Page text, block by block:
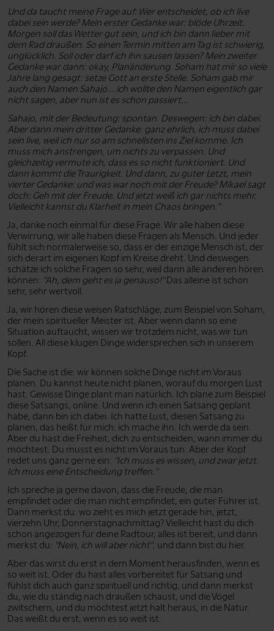
Und da taucht meine Frage auf: Wer entscheidet, ob ich live
dabei sein werde? Mein erster Gedanke war: blöde Uhrzeit.
Morgen soll das Wetter gut sein, und ich bin dann lieber mit
dem Rad draußen. So einen Termin mitten am Tag ist schwierig,
unglücklich. Soll oder darf ich ihn sausen lassen? Mein zweiter
Gedanke war dann: okay, Planänderung. Soham hat mir so viele
Jahre lang gesagt: setze Gott an erste Stelle. Soham gab mir
auch den Namen Sahajo... ich wollte den Namen eigentlich gar
nicht sagen, aber nun ist es schon passiert...
Sahajo, mit der Bedeutung: spontan. Deswegen: ich bin dabei.
Aber dann mein dritter Gedanke: ganz ehrlich, ich muss dabei
sein live, weil ich nur so am schnellsten ins Ziel komme. Ich
muss mich anstrengen, um nichts zu verpassen. Und
gleichzeitig vermute ich, dass es so nicht funktioniert. Und
dann kommt die Traurigkeit. Und dann, zu guter Letzt, mein
vierter Gedanke: und was war noch mit der Freude? Mikael sagt
doch: Geh mit der Freude. Und jetzt weiß ich gar nichts mehr.
Vielleicht kannst du Klarheit in mein Chaos bringen."
Ja, danke noch einmal für diese Frage. Wir alle haben diese
Verwirrung, wir alle haben diese Fragen als Mensch. Und jeder
fühlt sich normalerweise so, dass er der einzige Mensch ist, der
sich derart im eigenen Kopf im Kreise dreht. Und deswegen
schätze ich solche Fragen so sehr, weil dann alle anderen hören
können: "Ah, dem geht es ja genauso!"Das alleine ist schon
sehr, sehr wertvoll.
Ja, wir hören diese weisen Ratschläge, zum Beispiel von Soham,
der mein spiritueller Meister ist. Aber wenn dann so eine
Situation auftaucht, wissen wir trotzdem nicht, was wir tun
sollen. All diese klugen Dinge widersprechen sich in unserem
Kopf.
Die Sache ist die: wir können solche Dinge nicht im Voraus
planen. Du kannst heute nicht planen, worauf du morgen Lust
hast. Gewisse Dinge plant man natürlich. Ich plane zum Beispiel
diese Satsangs, online. Und wenn ich einen Satsang geplant
habe, dann bin ich dabei. Ich hatte Lust, diesen Satsang zu
planen, das heißt für mich: ich mache ihn. Ich werde da sein.
Aber du hast die Freiheit, dich zu entscheiden, wann immer du
möchtest. Du musst es nicht im Voraus tun. Aber der Kopf
redet uns ganz gerne ein: "Ich muss es wissen, und zwar jetzt.
Ich muss eine Entscheidung treffen."
Ich spreche ja gerne davon, dass die Freude, die man
empfindet oder die man nicht empfindet, ein guter Führer ist.
Dann merkst du: wo zieht es mich jetzt gerade hin, jetzt,
vierzehn Uhr, Donnerstagnachmittag? Vielleicht hast du dich
schon angezogen für deine Radtour, alles ist bereit, und dann
merkst du: "Nein, ich will aber nicht", und dann bist du hier.
Aber das wirst du erst in dem Moment herausfinden, wenn es
so weit ist. Oder du hast alles vorbereitet für Satsang und
fühlst dich auch ganz spirituell und richtig, und dann merkst
du, wie du ständig nach draußen schaust, und die Vögel
zwitschern, und du möchtest jetzt halt heraus, in die Natur.
Das weißt du erst, wenn es so weit ist.